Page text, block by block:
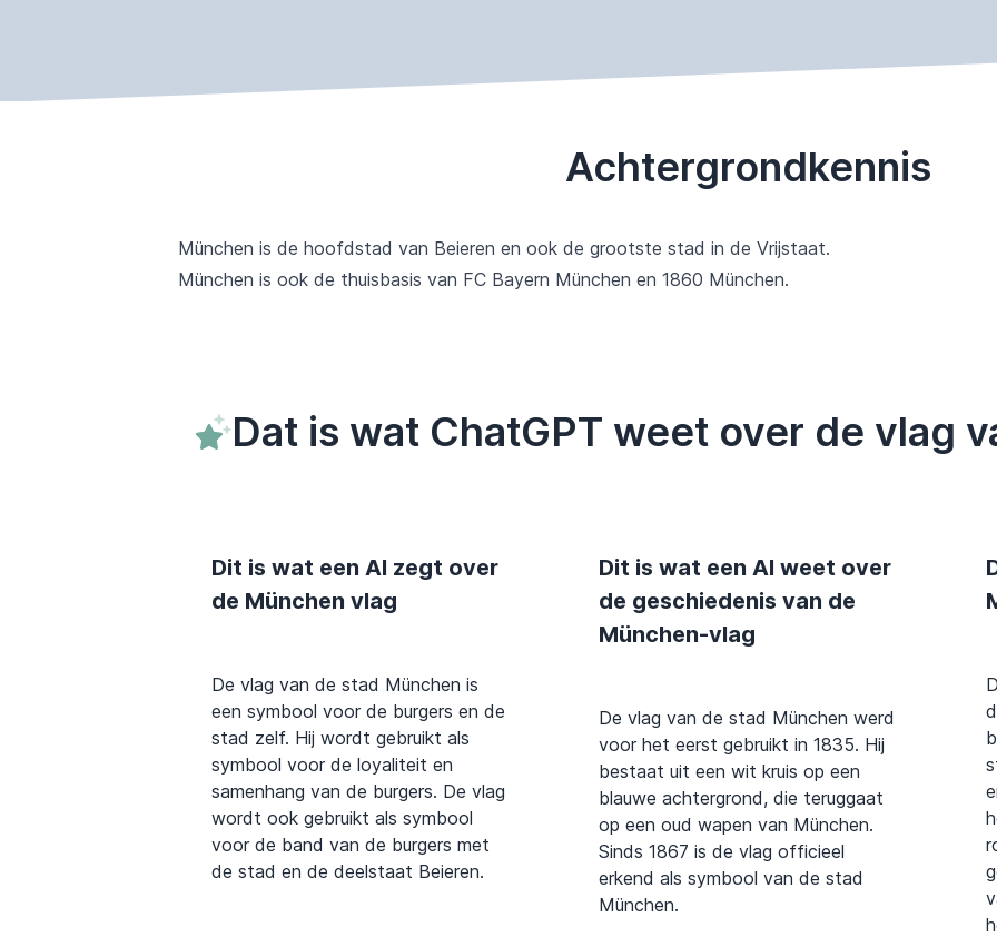
Achtergrondkennis
München is de hoofdstad van Beieren en ook de grootste stad in de Vrijstaat.
München is ook de thuisbasis van FC Bayern München en 1860 München.
Dat is wat ChatGPT weet over de vlag
Dit is wat een AI zegt over
de München vlag
De vlag van de stad München is
een symbool voor de burgers en de
stad zelf. Hij wordt gebruikt als
symbool voor de loyaliteit en
samenhang van de burgers. De vlag
wordt ook gebruikt als symbool
voor de band van de burgers met
de stad en de deelstaat Beieren.
Dit is wat een AI weet over
de geschiedenis van de
München-vlag
De vlag van de stad München werd
voor het eerst gebruikt in 1835. Hij
bestaat uit een wit kruis op een
blauwe achtergrond, die teruggaat
op een oud wapen van München.
Sinds 1867 is de vlag officieel
erkend als symbool van de stad
München.